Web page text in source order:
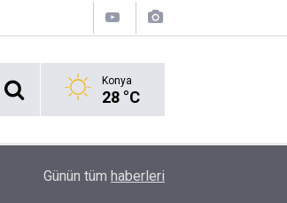
Konya
28 °C
Akaryakıt İstasyonunda Panik: Lastikçi
Günün tüm haberleri